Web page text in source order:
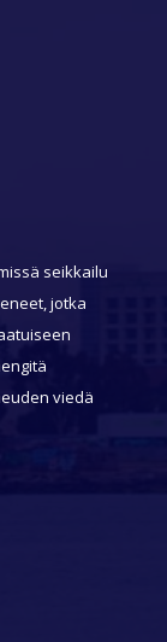
seikkailu
jotka
viedä